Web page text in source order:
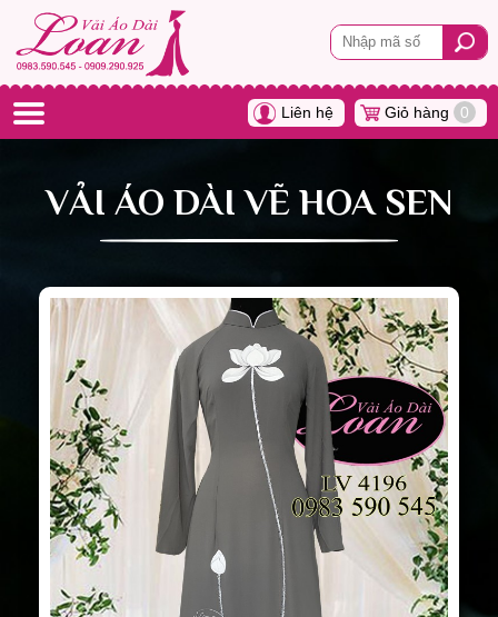
Liên hệ Giỏ hàng 0
VẢI ÁO DÀI VẼ HOA SEN